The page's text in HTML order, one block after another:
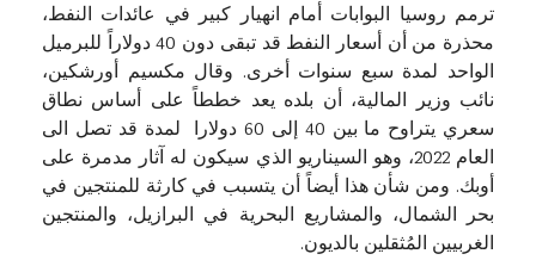
ترمم روسيا البوابات أمام انهيار كبير في عائدات النفط،
محذرة من أن أسعار النفط قد تبقى دون 40 دولاراً للبرميل
الواحد لمدة سبع سنوات أخرى. وقال مكسيم أورشكين،
نائب وزير المالية، أن بلده يعد خططاً على أساس نطاق
سعري يتراوح ما بين 40 إلى 60 دولارا لمدة قد تصل الى
العام 2022، وهو السيناريو الذي سيكون له آثار مدمرة على
أوبك. ومن شأن هذا أيضاً أن يتسبب في كارثة للمنتجين في
بحر الشمال، والمشاريع البحرية في البرازيل، والمنتجين
الغربيين المُثقلين بالديون.